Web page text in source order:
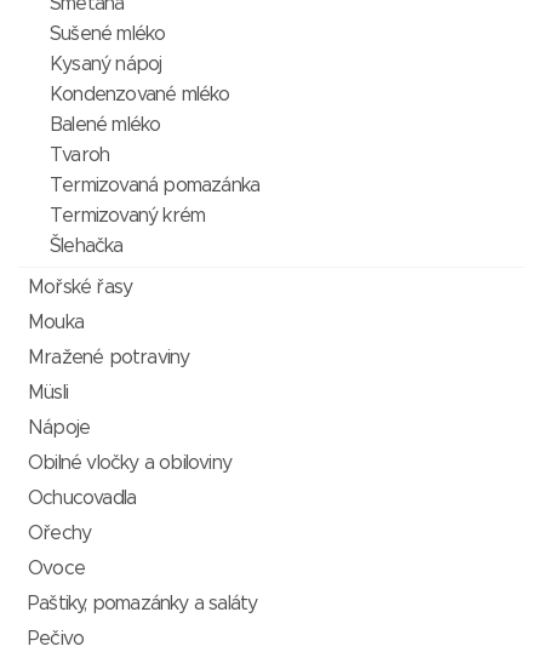
Sušené mléko
Kysaný nápoj
Kondenzované mléko
Balené mléko
Tvaroh
Termizovaná pomazánka
Termizovaný krém
Šlehačka
Mořské řasy
Mouka
Mražené potraviny
Müsli
Nápoje
Obilné vločky a obiloviny
Ochucovadla
Ořechy
Ovoce
Paštiky, pomazánky a saláty
Pečivo